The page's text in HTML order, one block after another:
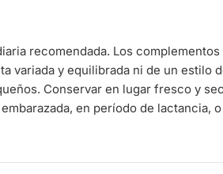
recomendada. Los
variada y equilibrada ni de un estilo
Conservar en lugar fresco y
en período de lactancia,